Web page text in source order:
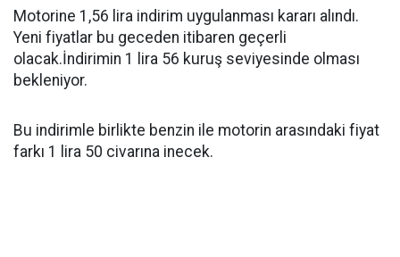
Motorine 1,56 lira indirim uygulanması kararı alındı.
Yeni fiyatlar bu geceden itibaren geçerli
olacak.İndirimin 1 lira 56 kuruş seviyesinde olması
bekleniyor.
Bu indirimle birlikte benzin ile motorin arasındaki fiyat
farkı 1 lira 50 civarına inecek.